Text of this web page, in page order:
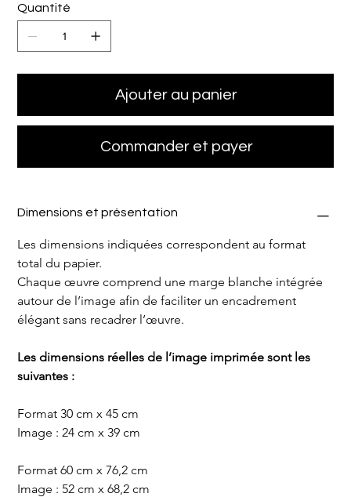
Quantité
Ajouter au panier
Commander et payer
Dimensions et présentation
Les dimensions indiquées correspondent au format
total du papier.
Chaque œuvre comprend une marge blanche intégrée
autour de l’image afin de faciliter un encadrement
élégant sans recadrer l’œuvre.
Les dimensions réelles de l’image imprimée sont les
suivantes :
Format 30 cm x 45 cm
Image : 24 cm x 39 cm
Format 60 cm x 76,2 cm
Image : 52 cm x 68,2 cm